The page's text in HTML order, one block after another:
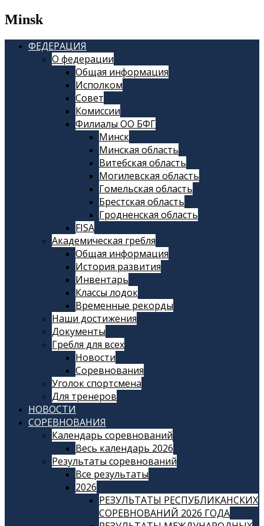
Minsk
ФЕДЕРАЦИЯ
О федерации
Общая информация
Исполком
Совет
Комиссии
Филиалы ОО БФГ
Минск
Минская область
Витебская область
Могилевская область
Гомельская область
Брестская область
Гродненская область
FISA
Академическая гребля
Общая информация
История развития
Инвентарь
Классы лодок
Временные рекорды
Наши достижения
Документы
Гребля для всех
Новости
Соревнования
Уголок спортсмена
Для тренеров
НОВОСТИ
СОРЕВНОВАНИЯ
Календарь соревнований
Весь календарь 2026
Результаты соревнований
Все результаты
2026
РЕЗУЛЬТАТЫ РЕСПУБЛИКАНСКИХ
СОРЕВНОВАНИЙ 2026 ГОДА